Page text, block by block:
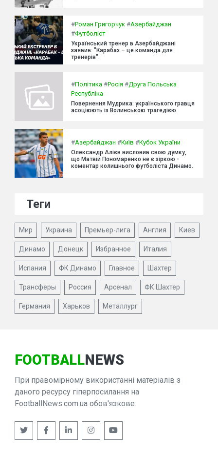
#Роман Григорчук #Азербайджан
#Футболіст
Український тренер в Азербайджані
заявив: "Карабах – це команда для
тренерів".
#Політика #Росія #Друга Польська
Республіка
Повернення Мудрика: українського гравця
асоціюють із Волинською трагедією.
#Азербайджан #Київ #Кубок України
Олександр Алієв висловив свою думку,
що Матвій Пономаренко не є зіркою -
коментар колишнього футболіста Динамо.
Теги
Мир Украина Премьер-лига Англия Киев
Динамо Донецк Избранное Италия
Испания ФК Динамо Главное Шахтер
Трансферы Россия Арсенал ФК Шахтер
Германия Харьков Металлург
FOOTBALLNEWS
При правомірному використанні матеріалів з
даного ресурсу гіперпосилання на
FootballNews.com.ua обов'язкове.